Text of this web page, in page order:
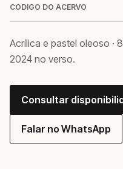
CODIGO DO ACERVO
Acrílica e pastel oleoso ·
2024 no verso.
Consultar
Falar no WhatsApp